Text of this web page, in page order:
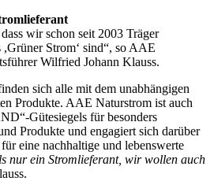
wir schon seit 2003 Träger
Strom‘ sind“, so AAE
Wilfried Johann Klauss.
sich alle mit dem unabhängigen
Produkte. AAE Naturstrom ist auch
Gütesiegels für besonders
Produkte und engagiert sich darüber
eine nachhaltige und lebenswerte
nur ein Stromlieferant, wir wollen auch